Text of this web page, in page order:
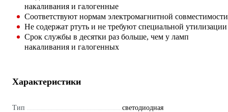
накаливания и галогенные
Соответствуют нормам электромагнитной совместимости
Не содержат ртуть и не требуют специальной утилизации
Срок службы в десятки раз больше, чем у ламп
накаливания и галогенных
Характеристики
Тип
светодиодная